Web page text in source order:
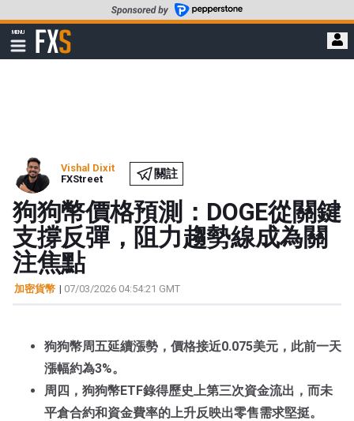
至
要
MENU
顯
示
FXStreet
Vishal Dixit
FXStreet
關註
狗狗幣價格預測：DOGE從關鍵
支撐反彈，阻力趨勢線成為關
注焦點
加密貨幣 | 07/03/2026 04:54:21 GMT
狗狗幣周五延續漲勢，價格接近0.075美元，此前一天
漲幅約為3%。
周四，狗狗幣ETF錄得歷史上第三次資金流出，而未
平倉合約和資金費率的上升反映出零售需求堅挺。